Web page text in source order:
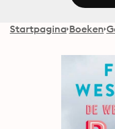
Startpagina Boeken